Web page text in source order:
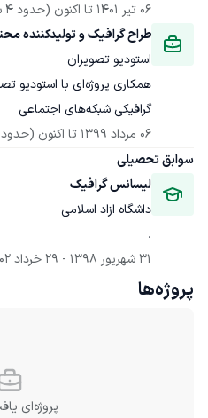
06 تیر 1401
تا اکنون (حدود 4 سال)
طراح گرافیک و تولیدکننده
استودیو تصویران
گرافیکی شبکه‌های اجتماعی
06 مرداد 1399
تا اکنون (حدود 6 سال)
سوابق تحصیلی
لیسانس گرافیک
داشگاه ازاد اسلامی
.
31 شهریور 1398
- 29 خرداد 1402
پروژه‌ها
پروژه‌ای